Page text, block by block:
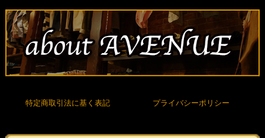
特定商取引法に基く表記 プライバシーポリシー